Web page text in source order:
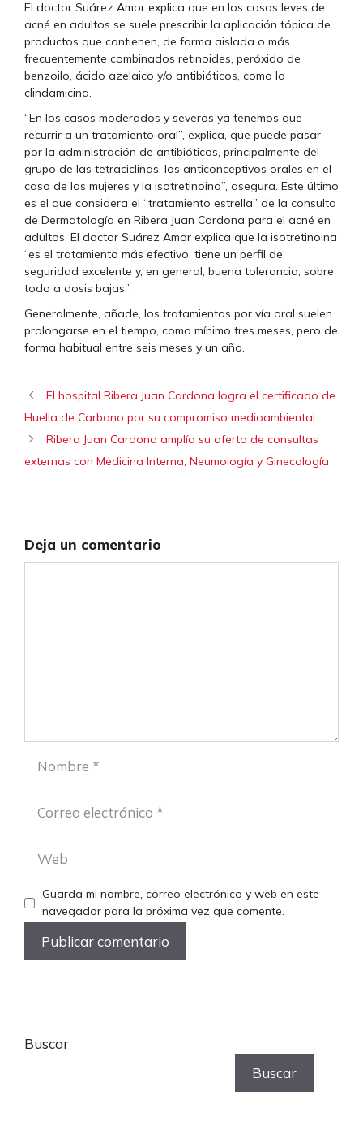
El doctor Suárez Amor explica que en los casos leves de
acné en adultos se suele prescribir la aplicación tópica de
productos que contienen, de forma aislada o más
frecuentemente combinados retinoides, peróxido de
benzoilo, ácido azelaico y/o antibióticos, como la
clindamicina.
“En los casos moderados y severos ya tenemos que
recurrir a un tratamiento oral”, explica, que puede pasar
por la administración de antibióticos, principalmente del
grupo de las tetraciclinas, los anticonceptivos orales en el
caso de las mujeres y la isotretinoina”, asegura. Este último
es el que considera el “tratamiento estrella” de la consulta
de Dermatología en Ribera Juan Cardona para el acné en
adultos. El doctor Suárez Amor explica que la isotretinoina
“es el tratamiento más efectivo, tiene un perfil de
seguridad excelente y, en general, buena tolerancia, sobre
todo a dosis bajas”.
Generalmente, añade, los tratamientos por vía oral suelen
prolongarse en el tiempo, como mínimo tres meses, pero de
forma habitual entre seis meses y un año.
El hospital Ribera Juan Cardona logra el certificado de
Huella de Carbono por su compromiso medioambiental
Ribera Juan Cardona amplía su oferta de consultas
externas con Medicina Interna, Neumología y Ginecología
Deja un comentario
Nombre
electrónico
Guarda mi nombre, correo electrónico y web en este
navegador para la próxima vez que comente.
Buscar
Buscar